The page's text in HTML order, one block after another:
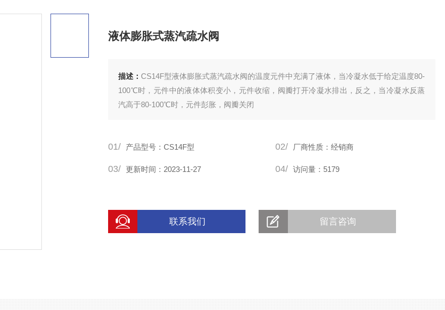
液体膨胀式蒸汽疏水阀
描述：CS14F型液体膨胀式蒸汽疏水阀的温度元件中充满了液体，当冷凝水低于给定温度80-
100℃时，元件中的液体体积变小，元件收缩，阀瓣打开冷凝水排出，反之，当冷凝水反蒸
汽高于80-100℃时，元件彭胀，阀瓣关闭
01/ 产品型号：CS14F型 02/ 厂商性质：经销商
03/ 更新时间：2023-11-27 04/ 访问量：5179
联系我们 留言咨询